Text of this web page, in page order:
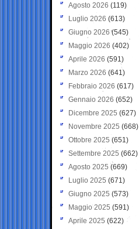
Agosto 2026 (119)
Luglio 2026 (613)
Giugno 2026 (545)
Maggio 2026 (402)
Aprile 2026 (591)
Marzo 2026 (641)
Febbraio 2026 (617)
Gennaio 2026 (652)
Dicembre 2025 (627)
Novembre 2025 (668)
Ottobre 2025 (651)
Settembre 2025 (662)
Agosto 2025 (669)
Luglio 2025 (671)
Giugno 2025 (573)
Maggio 2025 (591)
Aprile 2025 (622)